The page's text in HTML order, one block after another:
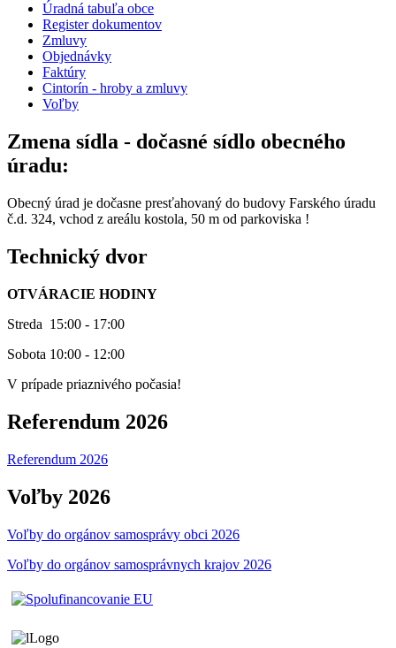
Úradná tabuľa obce
Register dokumentov
Zmluvy
Objednávky
Faktúry
Cintorín - hroby a zmluvy
Voľby
Zmena sídla - dočasné sídlo obecného
úradu:
Obecný úrad je dočasne presťahovaný do budovy Farského úradu
č.d. 324, vchod z areálu kostola, 50 m od parkoviska !
Technický dvor
OTVÁRACIE HODINY
Streda 15:00 - 17:00
Sobota 10:00 - 12:00
V prípade priaznivého počasia!
Referendum 2026
Referendum 2026
Voľby 2026
Voľby do orgánov samosprávy obci 2026
Voľby do orgánov samosprávnych krajov 2026